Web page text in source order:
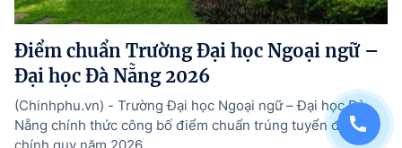
Điểm chuẩn Trường Đại học Ngoại ngữ –
Đại học Đà Nẵng 2026
(Chinhphu.vn) - Trường Đại học Ngoại ngữ – Đại học Đà
Nẵng chính thức công bố điểm chuẩn trúng tuyển đại học